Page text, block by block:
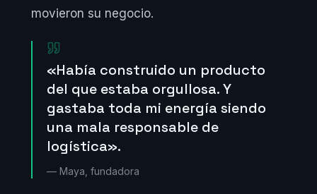
movieron su negocio.
«Había construido un producto
del que estaba orgullosa. Y
gastaba toda mi energía siendo
una mala responsable de
logística».
— Maya, fundadora